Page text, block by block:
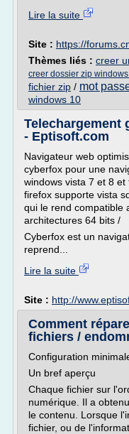
Lire la suite
Site : https://
Thèmes liés : creer
creer dossier zip
fichier zip / mot
windows 10
Telechargement
- Eptisoft.com
Navigateur web
cyberfox pour une
windows vista 7 et 8
firefox supporte vista
qui le rend compatible
architectures 64 bits /
Cyberfox est un
reprend...
Lire la suite
Site : http://
Comment
fichiers /
Configuration
Un bref aperçu
Chaque fichier sur
numérique. Il a
le contenu. Lorsque
fichier, ou de